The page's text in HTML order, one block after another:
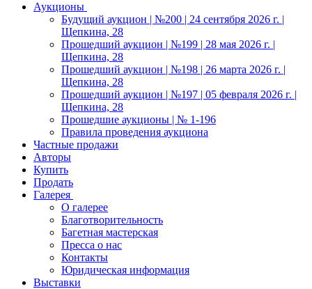
Аукционы
Будущий аукцион | №200 | 24 сентября 2026 г. |
Щепкина, 28
Прошедший аукцион | №199 | 28 мая 2026 г. |
Щепкина, 28
Прошедший аукцион | №198 | 26 марта 2026 г. |
Щепкина, 28
Прошедший аукцион | №197 | 05 февраля 2026 г. |
Щепкина, 28
Прошедшие аукционы | № 1-196
Правила проведения аукциона
Частные продажи
Авторы
Купить
Продать
Галерея
О галерее
Благотворительность
Багетная мастерская
Пресса о нас
Контакты
Юридическая информация
Выставки